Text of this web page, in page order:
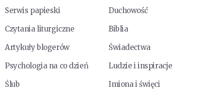
Serwis papieski
Duchowość
Czytania liturgiczne
Biblia
Artykuły blogerów
Świadectwa
Psychologia na co dzień
Ludzie i inspiracje
Ślub
Imiona i święci